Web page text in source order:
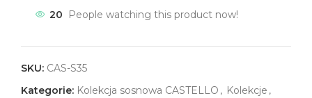
20 People watching this product now!
SKU: CAS-S35
Kategorie: Kolekcja sosnowa CASTELLO , Kolekcje ,